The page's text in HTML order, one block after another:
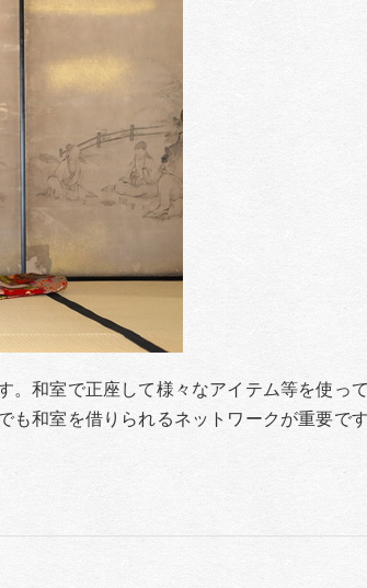
。和室で正座して様々なアイテム等を使って
も和室を借りられるネットワークが重要です